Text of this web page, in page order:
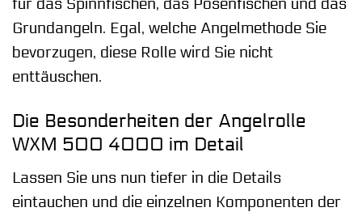
für das Spinnfischen, das Posenfischen und das
Grundangeln. Egal, welche Angelmethode Sie
bevorzugen, diese Rolle wird Sie nicht
enttäuschen.
Die Besonderheiten der Angelrolle
WXM 500 4000 im Detail
Lassen Sie uns nun tiefer in die Details
eintauchen und die einzelnen Komponenten der